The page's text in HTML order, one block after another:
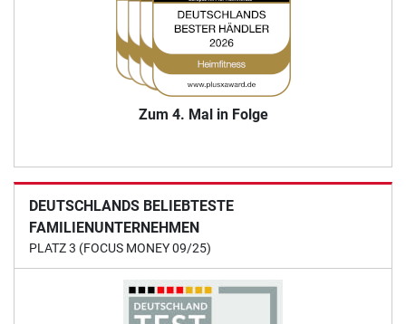
Zum 4. Mal in Folge
DEUTSCHLANDS BELIEBTESTE
FAMILIENUNTERNEHMEN
PLATZ 3 (FOCUS MONEY 09/25)